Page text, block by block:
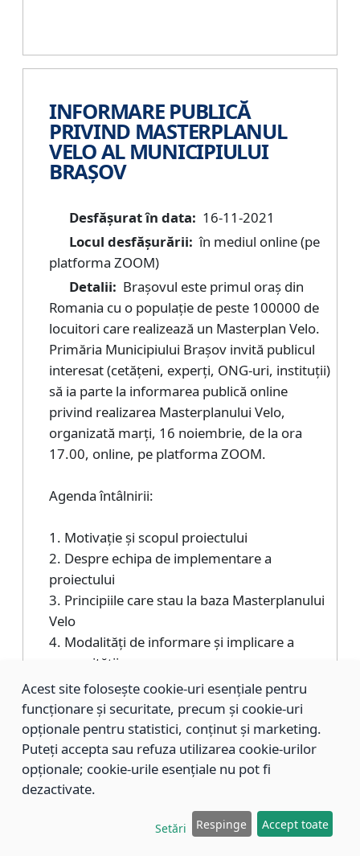
INFORMARE PUBLICĂ
PRIVIND MASTERPLANUL
VELO AL MUNICIPIULUI
BRAȘOV
Desfășurat în data: 16-11-2021
Locul desfășurării: în mediul online (pe
platforma ZOOM)
Detalii: Brașovul este primul oraș din
Romania cu o populație de peste 100000 de
locuitori care realizează un Masterplan Velo.
Primăria Municipiului Brașov invită publicul
interesat (cetățeni, experți, ONG-uri, instituții)
să ia parte la informarea publică online
privind realizarea Masterplanului Velo,
organizată marți, 16 noiembrie, de la ora
17.00, online, pe platforma ZOOM.
Agenda întâlnirii:
1. Motivație și scopul proiectului
2. Despre echipa de implementare a
proiectului
3. Principiile care stau la baza Masterplanului
Velo
4. Modalități de informare și implicare a
comunității
5. Q&A idei preliminare de trasee pentru
biciclete
SOLICITARE OPINIE PUBLICĂ -
Acest site folosește cookie-uri esențiale pentru
funcționare și securitate, precum și cookie-uri
opționale pentru statistici, conținut și marketing.
Puteți accepta sau refuza utilizarea cookie-urilor
opționale; cookie-urile esențiale nu pot fi
dezactivate.
Setări Respinge Accept toate